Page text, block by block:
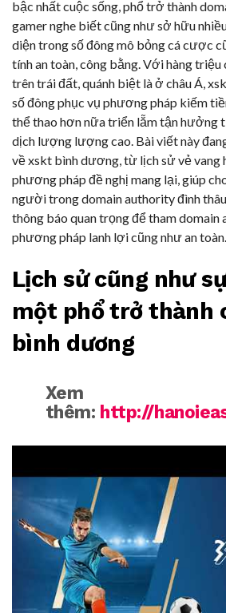
bậc nhất cuộc sống, phổ trở thành
gamer nghe biết cũng như sở hữu
diện trong số đông mô bỏng cá cược
tính an toàn, công bằng. Với hàng
trên trái đất, quánh biệt là ở châu Á,
số đông phục vụ phương pháp kiếm
thể thao hơn nữa triển lẵm tận hưởng
dịch lượng lượng cao. Bài viết này
về xskt bình dương, từ lịch sử vẻ vang
phương pháp đề nghị mang lại, giúp
người trong domain authority đình
thông báo quan trọng để tham
phương pháp lanh lợi cũng như an toàn.
Lịch sử cũng như
một phổ trở thành
bình dương
Xem
thêm: http://